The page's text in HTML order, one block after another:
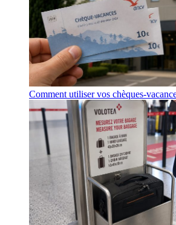
Comment utiliser vos chèques-